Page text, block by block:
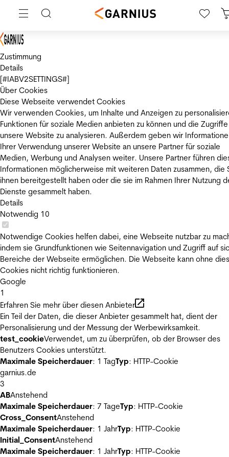
Zustimmung
Details
[#IABV2SETTINGS#]
Über Cookies
Diese Webseite verwendet Cookies
Wir verwenden Cookies, um Inhalte und Anzeigen zu
Funktionen für soziale Medien anbieten zu können und die
unsere Website zu analysieren. Außerdem geben wir
Ihrer Verwendung unserer Website an unsere Partner für soziale
Medien, Werbung und Analysen weiter. Unsere Partner führen
Informationen möglicherweise mit weiteren Daten zusammen, die
ihnen bereitgestellt haben oder die sie im Rahmen Ihrer Nutzung
Dienste gesammelt haben.
Details
Notwendig 10
Notwendige Cookies helfen dabei, eine Webseite nutzbar zu
indem sie Grundfunktionen wie Seitennavigation und Zugriff auf
Bereiche der Webseite ermöglichen. Die Webseite kann ohne
Cookies nicht richtig funktionieren.
Google
1
Erfahren Sie mehr über diesen Anbieter
Ein Teil der Daten, die dieser Anbieter gesammelt hat, dient der
Personalisierung und der Messung der Werbewirksamkeit.
test_cookieVerwendet, um zu überprüfen, ob der Browser des
Benutzers Cookies unterstützt.
Maximale Speicherdauer: 1 TagTyp: HTTP-Cookie
garnius.de
3
ABAnstehend
Maximale Speicherdauer: 7 TageTyp: HTTP-Cookie
Cross_ConsentAnstehend
Maximale Speicherdauer: 1 JahrTyp: HTTP-Cookie
Initial_ConsentAnstehend
Maximale Speicherdauer: 1 JahrTyp: HTTP-Cookie